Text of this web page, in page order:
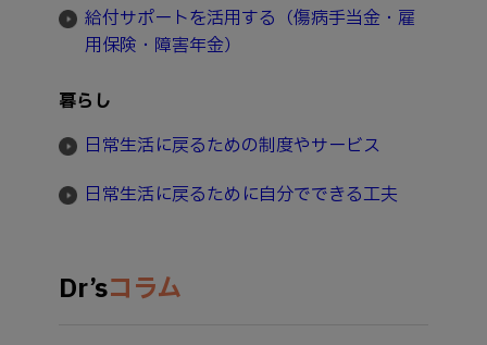
給付サポートを活用する（傷病手当金・雇
用保険・障害年金）
暮らし
日常生活に戻るための制度やサービス
日常生活に戻るために自分でできる工夫
Dr’sコラム